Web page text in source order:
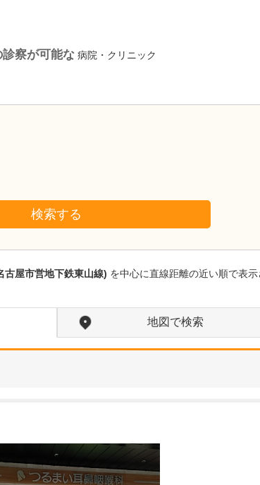
察が可能な 病院・クリニック
検索する
古屋市営地下鉄東山線) を中心に直線距離の近い順で表
地図で検索
東京都板橋区
ゆう徳丸内科皮膚科
吉田 悠
吉田 由希子 副院長 取材記
生活習慣病の診療では、どのよ
れていらっしゃいますか?
正常値に近づけるのは大
切ですが、やはり患者さ
んご自身が理解し納得…